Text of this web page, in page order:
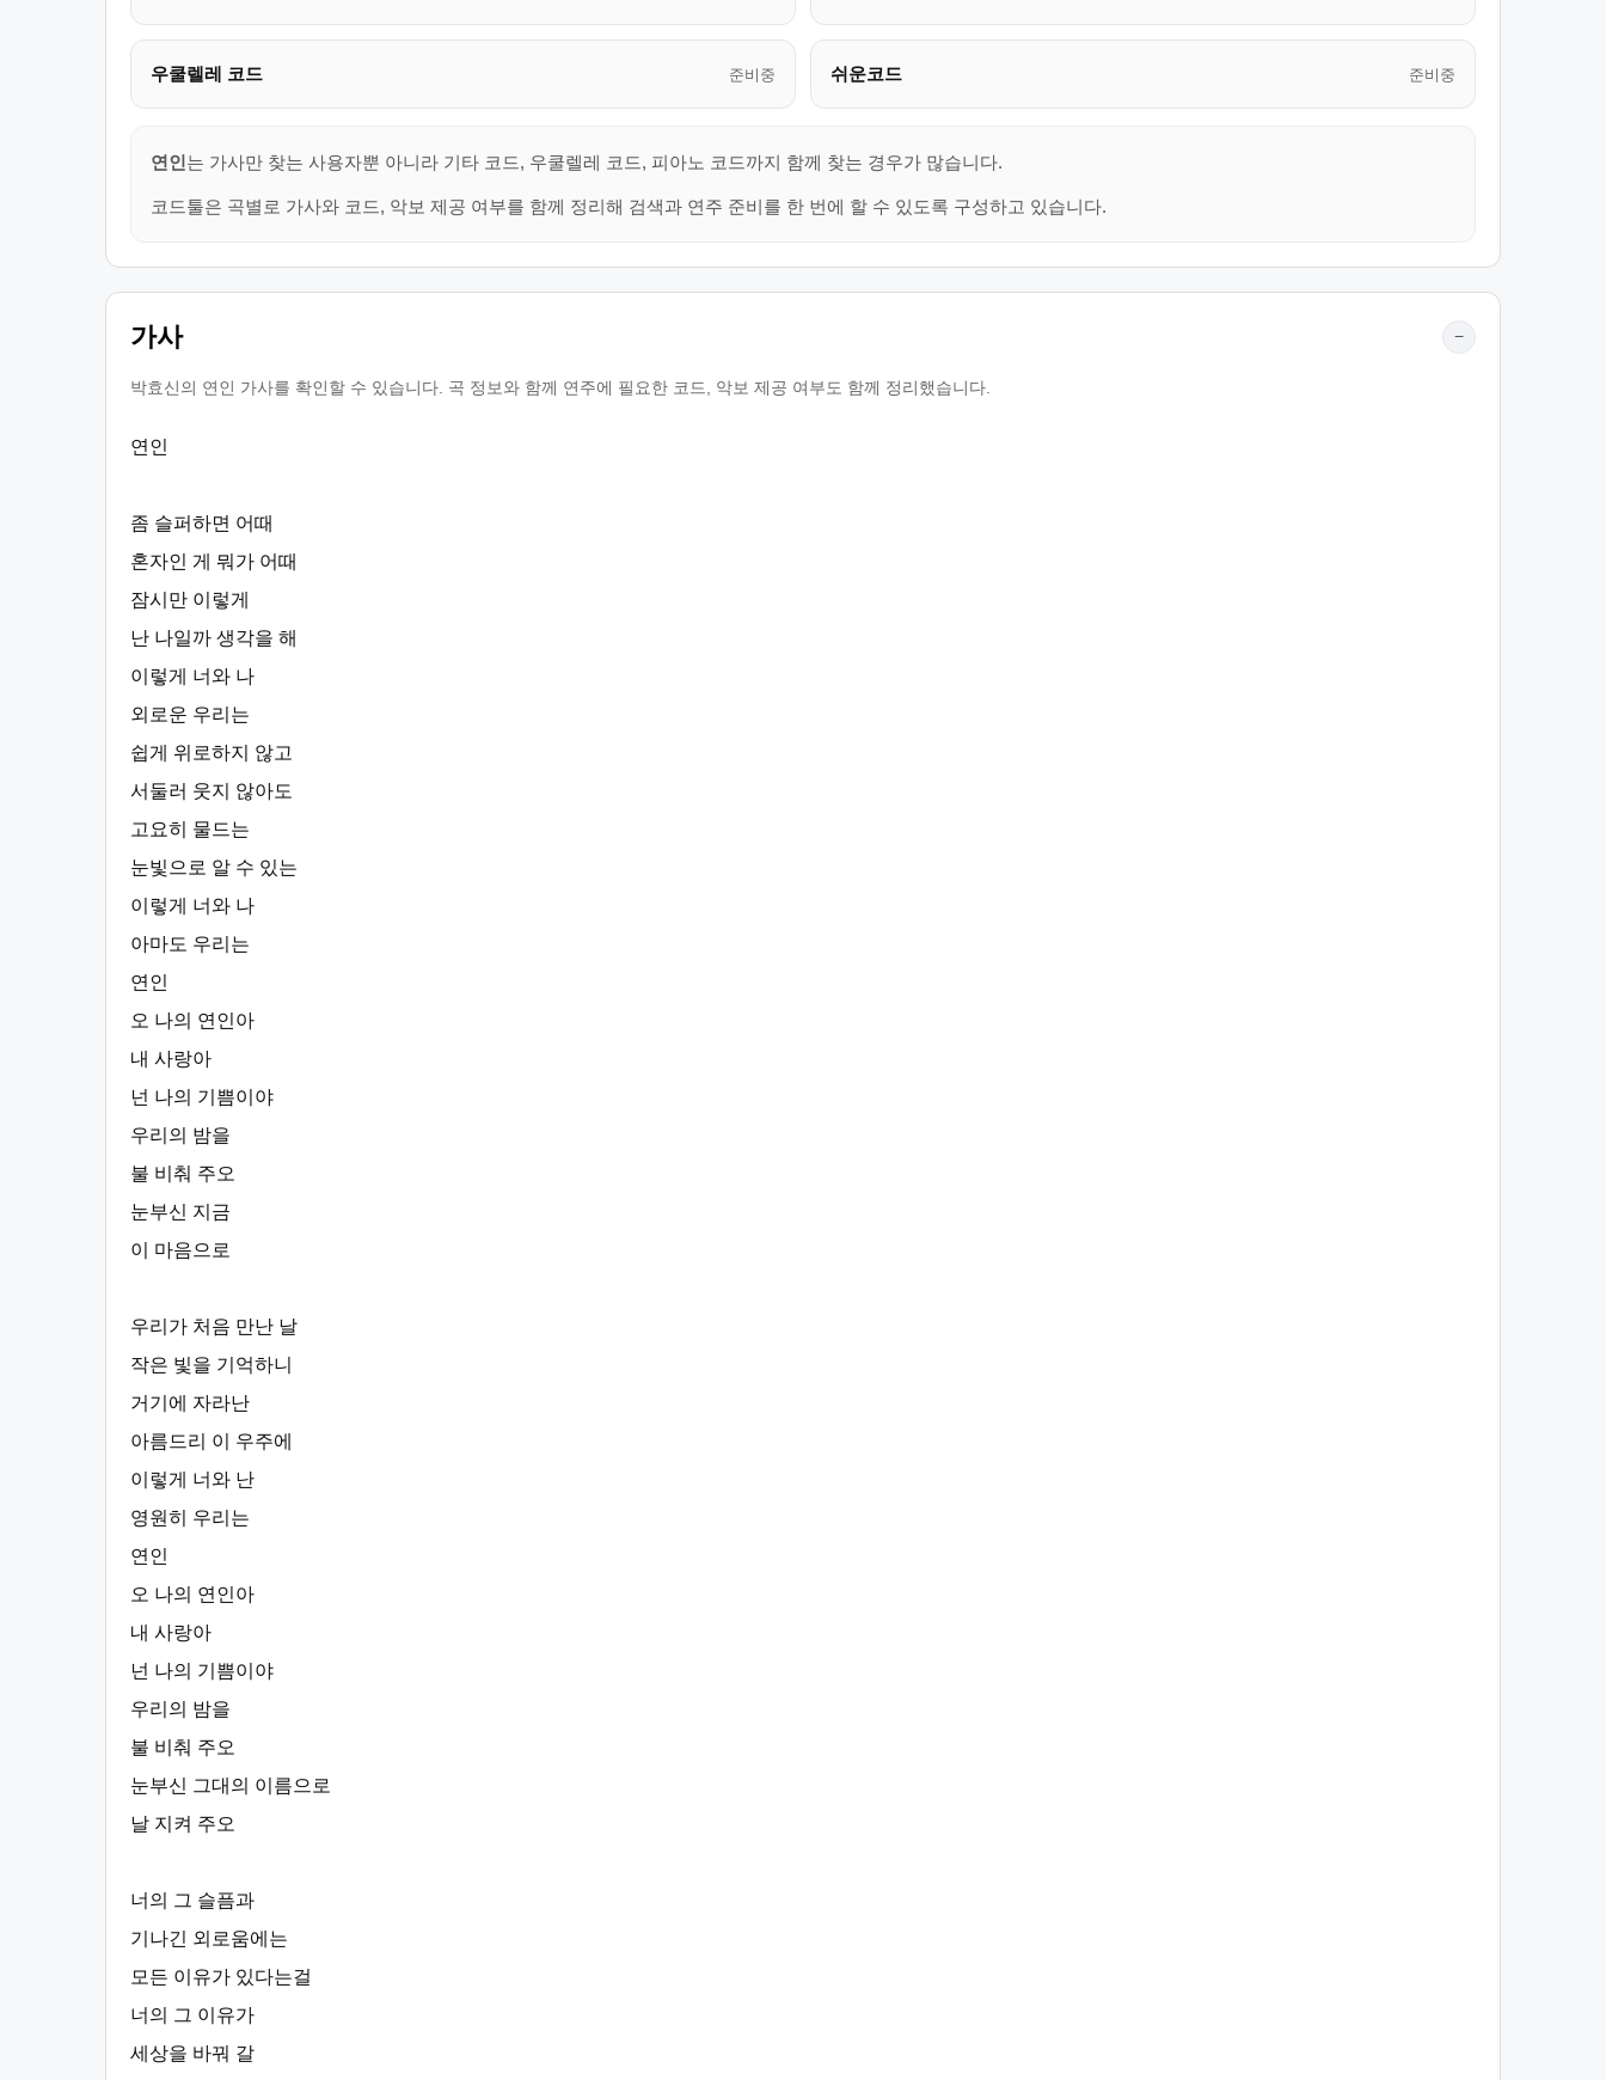
우쿨렐레 코드 준비중 쉬운코드 준비중
연인는 가사만 찾는 사용자뿐 아니라 기타 코드, 우쿨렐레 코드, 피아노 코드까지 함께 찾는 경우가 많습니다.
코드툴은 곡별로 가사와 코드, 악보 제공 여부를 함께 정리해 검색과 연주 준비를 한 번에 할 수 있도록 구성하고 있습니다.
가사 −
박효신의 연인 가사를 확인할 수 있습니다. 곡 정보와 함께 연주에 필요한 코드, 악보 제공 여부도 함께 정리했습니다.
연인
좀 슬퍼하면 어때
혼자인 게 뭐가 어때
잠시만 이렇게
난 나일까 생각을 해
이렇게 너와 나
외로운 우리는
쉽게 위로하지 않고
서둘러 웃지 않아도
고요히 물드는
눈빛으로 알 수 있는
이렇게 너와 나
아마도 우리는
연인
오 나의 연인아
내 사랑아
넌 나의 기쁨이야
우리의 밤을
불 비춰 주오
눈부신 지금
이 마음으로
우리가 처음 만난 날
작은 빛을 기억하니
거기에 자라난
아름드리 이 우주에
이렇게 너와 난
영원히 우리는
연인
오 나의 연인아
내 사랑아
넌 나의 기쁨이야
우리의 밤을
불 비춰 주오
눈부신 그대의 이름으로
날 지켜 주오
너의 그 슬픔과
기나긴 외로움에는
모든 이유가 있다는걸
너의 그 이유가
세상을 바꿔 갈